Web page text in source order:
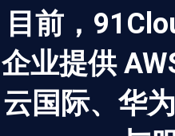
目前，
企业提供
云国际、华